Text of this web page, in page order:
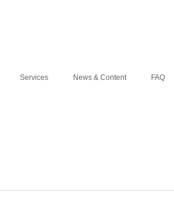
Services News & Content FAQ